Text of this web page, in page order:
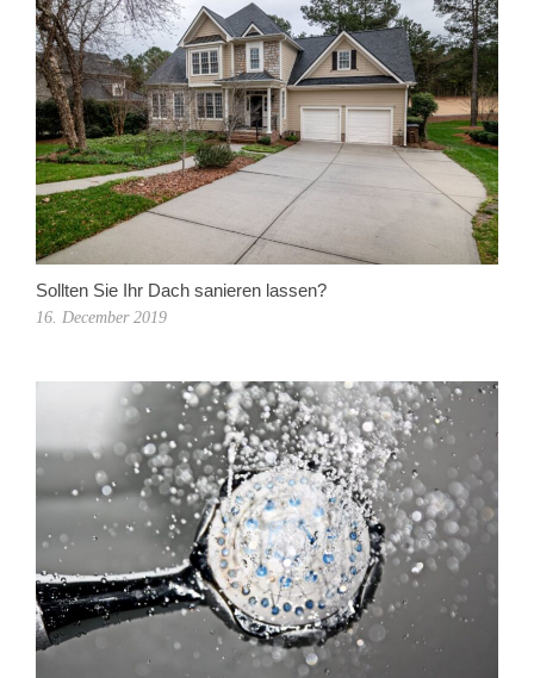
Sollten Sie Ihr Dach sanieren lassen?
16. December 2019